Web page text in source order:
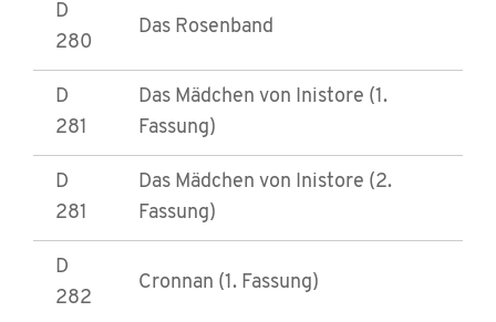
D
280
Das Rosenband
D
281
Das Mädchen von Inistore (1.
Fassung)
D
281
Das Mädchen von Inistore (2.
Fassung)
D
282
Cronnan (1. Fassung)